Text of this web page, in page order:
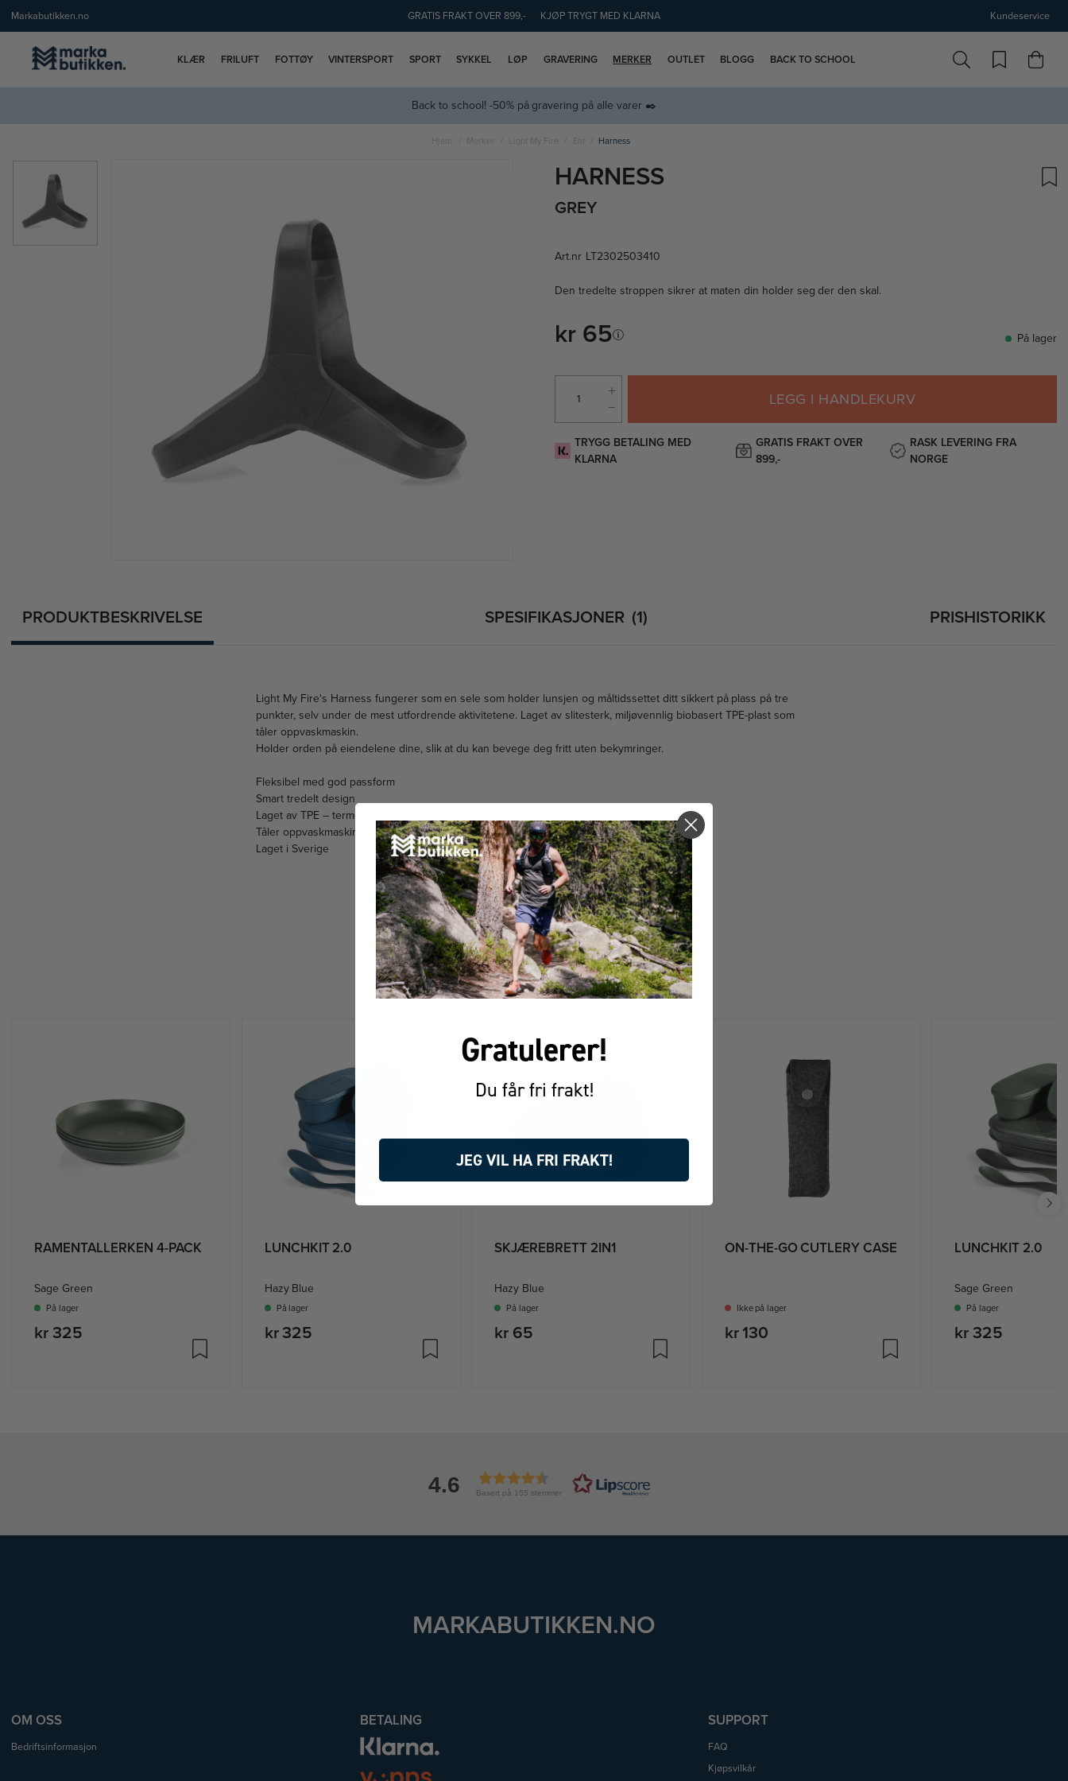
Markabutikken.no GRATIS FRAKT OVER 899,- KJØP TRYGT MED KLARNA Kundeservice
KLÆR FRILUFT FOTTØY VINTERSPORT SPORT SYKKEL LØP GRAVERING MERKER OUTLET BLOGG BACK TO SCHOOL
Back to school! -50% på gravering på alle varer ✒️
Hjem Merker Light My Fire Eat Harness
HARNESS
GREY
Art.nr LT2302503410
Den tredelte stroppen sikrer at maten din holder seg der den skal.
kr 65 På lager
LEGG I HANDLEKURV
TRYGG BETALING MED
KLARNA
GRATIS FRAKT OVER
899,-
RASK LEVERING FRA
NORGE
PRODUKTBESKRIVELSE SPESIFIKASJONER 1 PRISHISTORIKK
Light My Fire's Harness fungerer som en sele som holder lunsjen og måltidssettet ditt sikkert på plass på tre
punkter, selv under de mest utfordrende aktivitetene. Laget av slitesterk, miljøvennlig biobasert TPE-plast som
tåler oppvaskmaskin.
Holder orden på eiendelene dine, slik at du kan bevege deg fritt uten bekymringer.
Fleksibel med god passform
Smart tredelt design
Laget av TPE – termoplast
Tåler oppvaskmaskin
Laget i Sverige
FÅR VI FORESLÅ
ANDRE KJØPTE DETTE
RAMENTALLERKEN 4-PACK
Sage Green
På lager
kr 325
LUNCHKIT 2.0
Hazy Blue
På lager
kr 325
SKJÆREBRETT 2IN1
Hazy Blue
På lager
kr 65
ON-THE-GO CUTLERY CASE
Ikke på lager
kr 130
LUNCHKIT 2.0
Sage Green
På lager
kr 325
4.6 Basert på 155 stemmer
MARKABUTIKKEN.NO
OM OSS
Bedriftsinformasjon
BETALING SUPPORT
FAQ
Kjøpsvilkår
Gratulerer!
Du får fri frakt!
JEG VIL HA FRI FRAKT!